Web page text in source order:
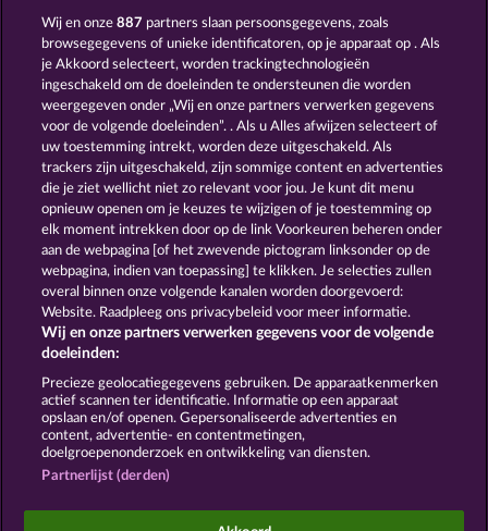
JACK POTTER AND THE BOOK OF TEOS MAGIC BOOK
BOOKS AND BOUNTIES BOOK OF ROMEO AND JULIA
Algemene voorwaarden Privacyverklaring
Colofon Bedrijf FAQ Facebook
Terugbetalingsverzoek indienen
Sociale casino games zijn enkel bedoeld voor
Wij en onze887 partners slaan persoonsgegevens, zoals
browsegegevens of unieke identificatoren, op je apparaat op . Als
je Akkoord selecteert, worden trackingtechnologieën
ingeschakeld om de doeleinden te ondersteunen die worden
weergegeven onder „Wij en onze partners verwerken gegevens
voor de volgende doeleinden”. . Als u Alles afwijzen selecteert of
uw toestemming intrekt, worden deze uitgeschakeld. Als
trackers zijn uitgeschakeld, zijn sommige content en advertenties
die je ziet wellicht niet zo relevant voor jou. Je kunt dit menu
opnieuw openen om je keuzes te wijzigen of je toestemming op
elk moment intrekken door op de link Voorkeuren beheren onder
aan de webpagina [of het zwevende pictogram linksonder op de
webpagina, indien van toepassing] te klikken. Je selecties zullen
overal binnen onze volgende kanalen worden doorgevoerd:
Website. Raadpleeg ons privacybeleid voor meer informatie.
Wij en onze partners verwerken gegevens voor de volgende
doeleinden:
Precieze geolocatiegegevens gebruiken. De apparaatkenmerken
actief scannen ter identificatie. Informatie op een apparaat
opslaan en/of openen. Gepersonaliseerde advertenties en
content, advertentie- en contentmetingen,
doelgroepenonderzoek en ontwikkeling van diensten.
Partnerlijst (derden)